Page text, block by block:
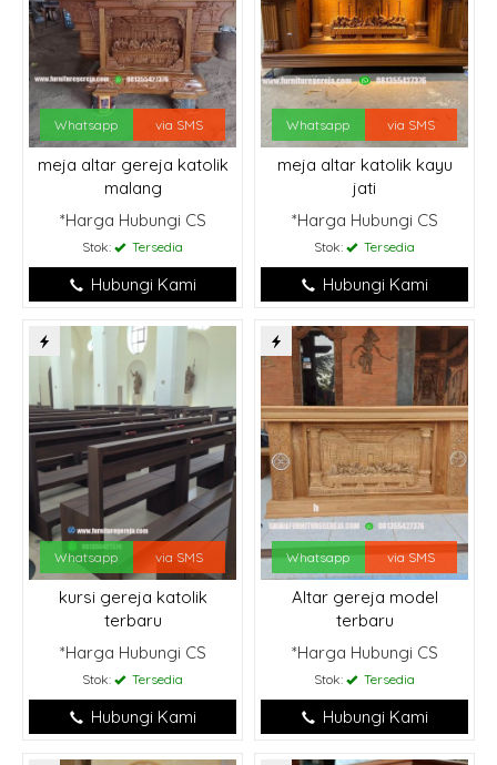
Whatsapp via SMS
meja altar gereja katolik
malang
*Harga Hubungi CS
Stok: Tersedia
Hubungi Kami
Whatsapp via SMS
meja altar katolik kayu
jati
*Harga Hubungi CS
Stok: Tersedia
Hubungi Kami
Whatsapp via SMS
kursi gereja katolik
terbaru
*Harga Hubungi CS
Stok: Tersedia
Hubungi Kami
Whatsapp via SMS
Altar gereja model
terbaru
*Harga Hubungi CS
Stok: Tersedia
Hubungi Kami